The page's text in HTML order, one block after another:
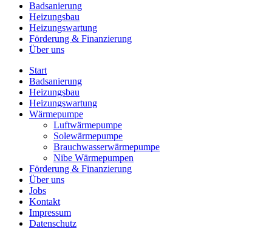
Badsanierung
Heizungsbau
Heizungswartung
Förderung & Finanzierung
Über uns
Start
Badsanierung
Heizungsbau
Heizungswartung
Wärmepumpe
Luftwärmepumpe
Solewärmepumpe
Brauchwasser­wärmepumpe
Nibe Wärmepumpen
Förderung & Finanzierung
Über uns
Jobs
Kontakt
Impressum
Datenschutz